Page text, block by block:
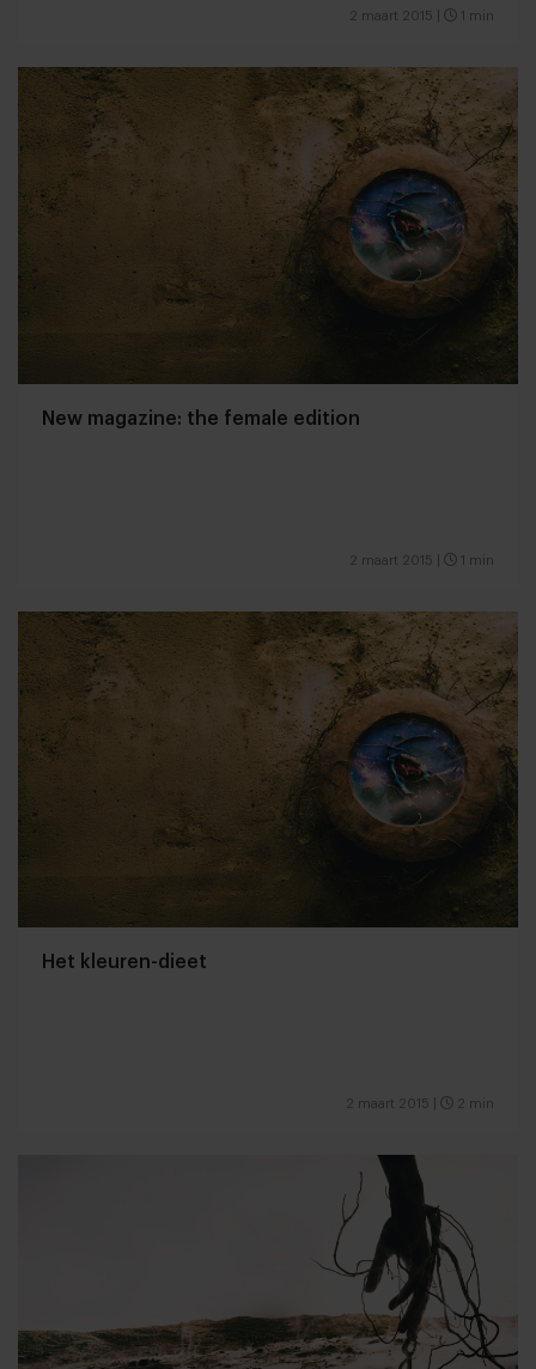
2 maart 2015 1 min
New magazine: the female edition
2 maart 2015 1 min
Het kleuren-dieet
2 maart 2015 2 min